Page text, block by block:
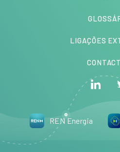
LIGAÇÕES
REN Energia